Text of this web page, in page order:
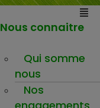
Nous connaitre
Qui somme
nous
Nos